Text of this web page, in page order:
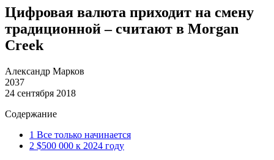
Цифровая валюта приходит на смену
традиционной – считают в Morgan
Creek
Александр Марков
2037
24 сентября 2018
Содержание
1 Все только начинается
2 $500 000 к 2024 году